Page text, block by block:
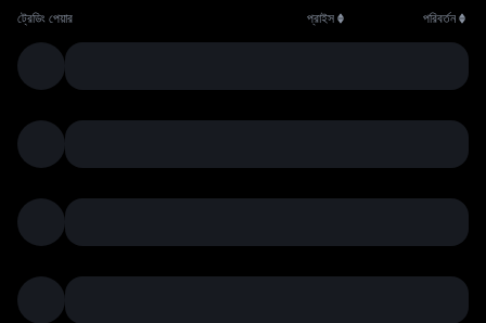
ট্রেডিং পেয়ার প্রাইস পরিবর্তন